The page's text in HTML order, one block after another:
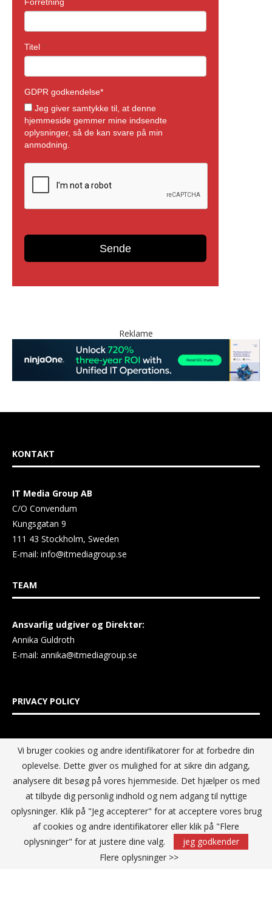
Reklame
KONTAKT
IT Media Group AB
C/O Convendum
Kungsgatan 9
111 43 Stockholm, Sweden
E-mail: info@itmediagroup.se
TEAM
Ansvarlig udgiver og Direktør:
Annika Guldroth
E-mail: annika@itmediagroup.se
PRIVACY POLICY
IT MEDIA GROUP Data Privacy Policy
Vi bruger cookies og andre identifikatorer for at forbedre din
oplevelse. Dette giver os mulighed for at sikre din adgang,
analysere dit besøg på vores hjemmeside. Det hjælper os med
at tilbyde dig personlig indhold og nem adgang til nyttige
oplysninger. Klik på "Jeg accepterer" for at acceptere vores brug
af cookies og andre identifikatorer eller klik på "Flere
oplysninger" for at justere dine valg.
jeg godkender
Flere oplysninger >>